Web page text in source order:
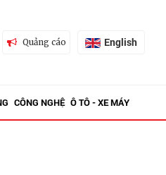
Quảng cáo English
CÔNG NGHỆ Ô TÔ - XE MÁY